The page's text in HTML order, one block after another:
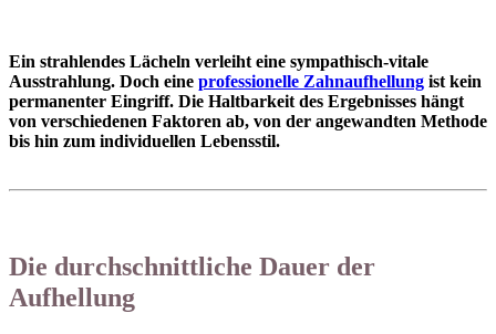
Ein strahlendes Lächeln verleiht eine sympathisch-vitale
Ausstrahlung. Doch eine professionelle Zahnaufhellung ist kein
permanenter Eingriff. Die Haltbarkeit des Ergebnisses hängt
von verschiedenen Faktoren ab, von der angewandten Methode
bis hin zum individuellen Lebensstil.
Die durchschnittliche Dauer der
Aufhellung